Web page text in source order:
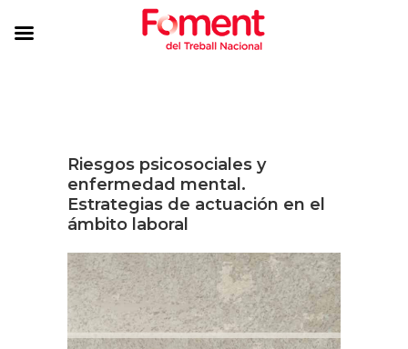
Riesgos psicosociales y
enfermedad mental.
Estrategias de actuación en el
ámbito laboral